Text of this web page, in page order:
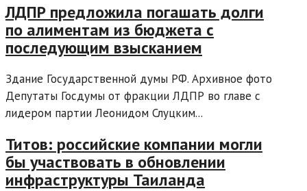
ЛДПР предложила погашать долги
по алиментам из бюджета с
последующим взысканием
Здание Государственной думы РФ. Архивное фото
Депутаты Госдумы от фракции ЛДПР во главе с
лидером партии Леонидом Слуцким...
Титов: российские компании могли
бы участвовать в обновлении
инфраструктуры Таиланда